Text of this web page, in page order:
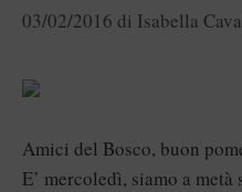
03/02/2016 di Isabella
Amici del Bosco, buon
E’ mercoledì, siamo a